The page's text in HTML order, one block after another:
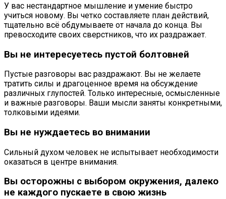
У вас нестандартное мышление и умение быстро
учиться новому. Вы четко составляете план действий,
тщательно всё обдумываете от начала до конца. Вы
превосходите своих сверстников, что их раздражает.
Вы не интересуетесь пустой болтовней
Пустые разговоры вас раздражают. Вы не желаете
тратить силы и драгоценное время на обсуждение
различных глупостей. Только интересные, осмысленные
и важные разговоры. Ваши мысли заняты конкретными,
толковыми идеями.
Вы не нуждаетесь во внимании
Сильный духом человек не испытывает необходимости
оказаться в центре внимания.
Вы осторожны с выбором окружения, далеко
не каждого пускаете в свою жизнь